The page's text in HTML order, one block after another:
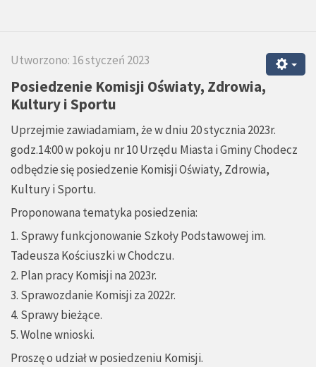
Utworzono: 16 styczeń 2023
Posiedzenie Komisji Oświaty, Zdrowia,
Kultury i Sportu
Uprzejmie zawiadamiam, że w dniu 20 stycznia 2023r.
godz.14:00 w pokoju nr 10 Urzędu Miasta i Gminy Chodecz
odbędzie się posiedzenie Komisji Oświaty, Zdrowia,
Kultury i Sportu.
Proponowana tematyka posiedzenia:
1. Sprawy funkcjonowanie Szkoły Podstawowej im.
Tadeusza Kościuszki w Chodczu.
2. Plan pracy Komisji na 2023r.
3. Sprawozdanie Komisji za 2022r.
4. Sprawy bieżące.
5. Wolne wnioski.
Proszę o udział w posiedzeniu Komisji.